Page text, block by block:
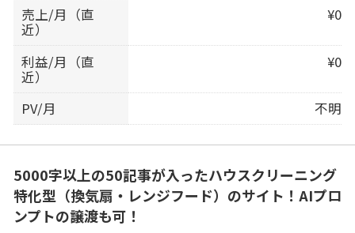
売上/月（直
近）
¥0
利益/月（直
近）
¥0
PV/月 不明
5000字以上の50記事が入ったハウスクリーニング
特化型（換気扇・レンジフード）のサイト！AIプロ
ンプトの譲渡も可！